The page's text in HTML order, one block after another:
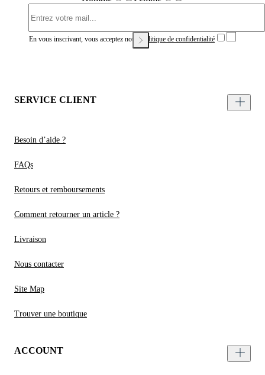
En vous inscrivant, vous acceptez notrePolitique de confidentialité
SERVICE CLIENT
Besoin d’aide ?
FAQs
Retours et remboursements
Comment retourner un article ?
Livraison
Nous contacter
Site Map
Trouver une boutique
ACCOUNT